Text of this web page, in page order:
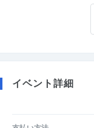
イベント詳細